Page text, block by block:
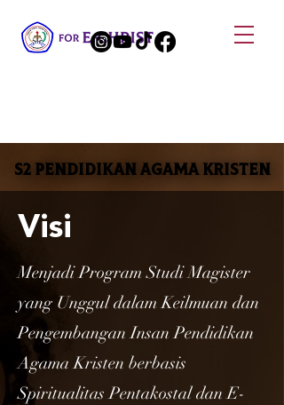
S2 PENDIDIKAN AGAMA KRISTEN
S2 PENDIDIKAN AGAMA KRISTEN
Visi
Menjadi Program Studi Magister
yang Unggul dalam Keilmuan dan
Pengembangan Insan Pendidikan
Agama Kristen berbasis
Spiritualitas Pentakostal dan E-